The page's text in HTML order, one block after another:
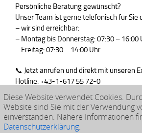
Persönliche Beratung gewünscht?
Unser Team ist gerne telefonisch für Sie
– wir sind erreichbar:
– Montag bis Donnerstag: 07:30 – 16:00
– Freitag: 07:30 – 14:00 Uhr
📞 Jetzt anrufen und direkt mit unseren
Hotline: +43-1-617 55 72-0
Diese Website verwendet Cookies.
Website sind Sie mit der Verwendung
einverstanden. Nähere Informationen
Datenschutzerklärung.